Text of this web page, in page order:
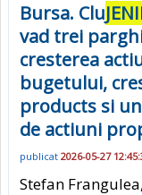
Bursa. Clu
vad trei
cresterea
bugetului,
products si
de actiuni
publicat 2026-05-27
Stefan